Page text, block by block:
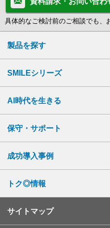
具体的なご検討前のご相談でも、
製品を探す
SMILEシリーズ
AI時代を生きる
保守・サポート
成功導入事例
トク◎情報
サイトマップ